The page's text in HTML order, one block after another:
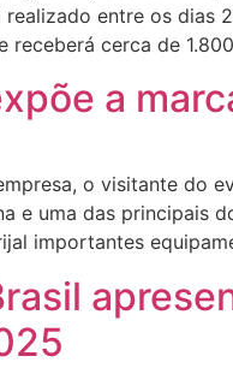
realizado entre os dias
receberá cerca de
a
o visitante do
e uma das principais
importantes